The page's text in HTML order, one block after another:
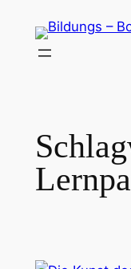
Inhalt
springen